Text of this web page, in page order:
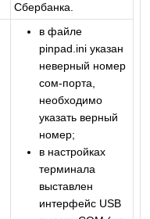
Сбербанка.
в файле
pinpad.ini указан
неверный номер
сом-порта,
необходимо
указать верный
номер;
в настройках
терминала
выставлен
интерфейс USB